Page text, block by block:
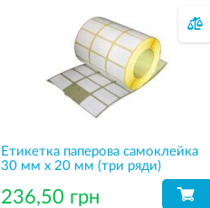
Етикетка паперова самоклейка
30 мм х 20 мм (три ряди)
236,50 грн